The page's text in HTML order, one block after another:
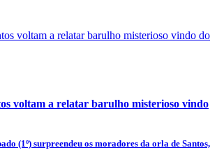
voltam a relatar barulho misterioso vindo
(1º) surpreendeu os moradores da orla de Santos,